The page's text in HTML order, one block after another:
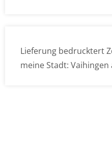
Lieferung bedrucktert
meine Stadt: Vaihingen